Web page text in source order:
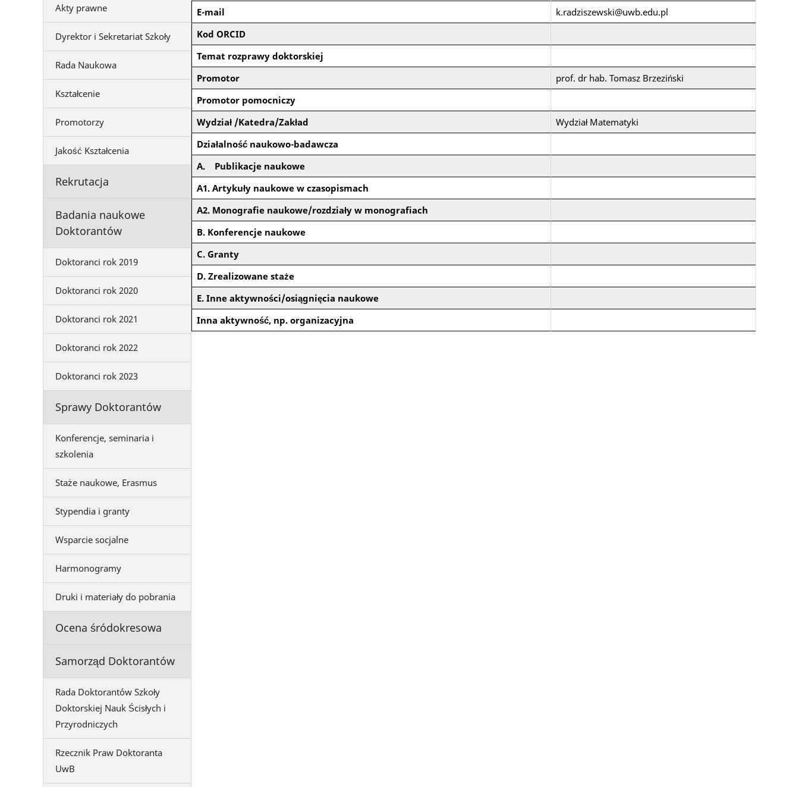
Akty prawne
Dyrektor i Sekretariat Szkoły
Rada Naukowa
Kształcenie
Promotorzy
Jakość Kształcenia
Rekrutacja
Badania naukowe
Doktorantów
Doktoranci rok 2019
Doktoranci rok 2020
Doktoranci rok 2021
Doktoranci rok 2022
Doktoranci rok 2023
Sprawy Doktorantów
Konferencje, seminaria i
szkolenia
Staże naukowe, Erasmus
Stypendia i granty
Wsparcie socjalne
Harmonogramy
Druki i materiały do pobrania
Ocena śródokresowa
Samorząd Doktorantów
Rada Doktorantów Szkoły
Doktorskiej Nauk Ścisłych i
Przyrodniczych
Rzecznik Praw Doktoranta
UwB
E-mail
k.radziszewski@uwb.edu.pl
Kod ORCID
Temat rozprawy doktorskiej
Promotor
prof. dr hab. Tomasz Brzeziński
Promotor pomocniczy
Wydział /Katedra/Zakład
Wydział Matematyki
Działalność naukowo-badawcza
A. Publikacje naukowe
A1. Artykuły naukowe w czasopismach
A2. Monografie naukowe/rozdziały w monografiach
B. Konferencje naukowe
C. Granty
D. Zrealizowane staże
E. Inne aktywności/osiągnięcia naukowe
Inna aktywność, np. organizacyjna